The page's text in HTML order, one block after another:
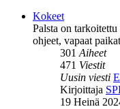
Kokeet
Palsta on
ohjeet, vapaat
301Aiheet
471 Viestit
Uusin viesti
Kirjoittaja
19 Heinä